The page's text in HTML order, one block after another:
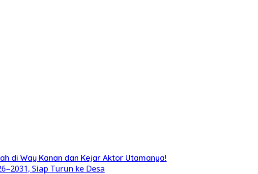
di Way Kanan dan Kejar Aktor Utamanya!